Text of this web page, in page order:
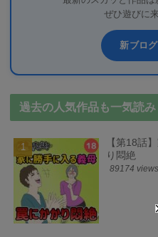
ぜひ遊びに
新ブロ
過去の人気作品も一気読み
【第18話
り悶絶
89174 views